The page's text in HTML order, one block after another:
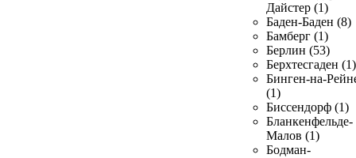
Дайстер (1)
Баден-Баден (8)
Бамберг (1)
Берлин (53)
Берхтесгаден (1)
Бинген-на-
(1)
Биссендорф (1)
Бланкенфельде-
Малов (1)
Бодман-